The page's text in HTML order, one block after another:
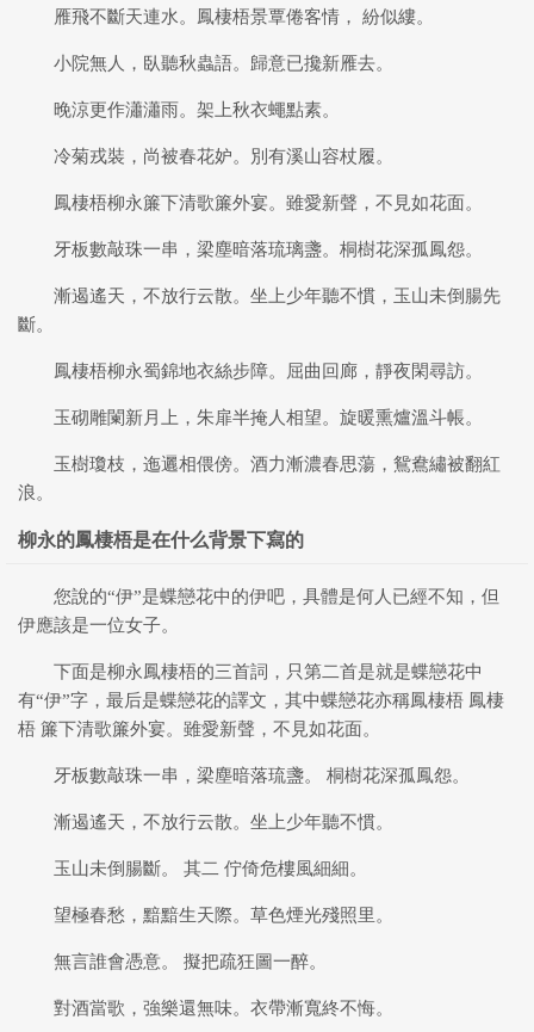
雁飛不斷天連水。鳳棲梧景覃倦客情， 紛似縷。
小院無人，臥聽秋蟲語。歸意已攙新雁去。
晚涼更作瀟瀟雨。架上秋衣蠅點素。
冷菊戎裝，尚被春花妒。別有溪山容杖履。
鳳棲梧柳永簾下清歌簾外宴。雖愛新聲，不見如花面。
牙板數敲珠一串，梁塵暗落琉璃盞。桐樹花深孤鳳怨。
漸遏遙天，不放行云散。坐上少年聽不慣，玉山未倒腸先
斷。
鳳棲梧柳永蜀錦地衣絲步障。屈曲回廊，靜夜閑尋訪。
玉砌雕闌新月上，朱扉半掩人相望。旋暖熏爐溫斗帳。
玉樹瓊枝，迤邐相偎傍。酒力漸濃春思蕩，鴛鴦繡被翻紅
浪。
柳永的鳳棲梧是在什么背景下寫的
您說的“伊”是蝶戀花中的伊吧，具體是何人已經不知，但
伊應該是一位女子。
下面是柳永鳳棲梧的三首詞，只第二首是就是蝶戀花中
有“伊”字，最后是蝶戀花的譯文，其中蝶戀花亦稱鳳棲梧 鳳棲
梧 簾下清歌簾外宴。雖愛新聲，不見如花面。
牙板數敲珠一串，梁塵暗落琉盞。 桐樹花深孤鳳怨。
漸遏遙天，不放行云散。坐上少年聽不慣。
玉山未倒腸斷。 其二 佇倚危樓風細細。
望極春愁，黯黯生天際。草色煙光殘照里。
無言誰會憑意。 擬把疏狂圖一醉。
對酒當歌，強樂還無味。衣帶漸寬終不悔。